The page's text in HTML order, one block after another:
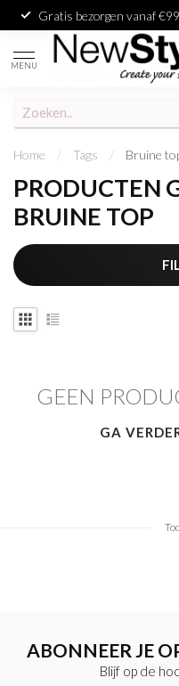
Gratis bezorgen vanaf
MENU
Home / Tags / Bruine
PRODUCTEN
BRUINE TOP
GEEN
GA
ABONNEER JE
Blijf op de